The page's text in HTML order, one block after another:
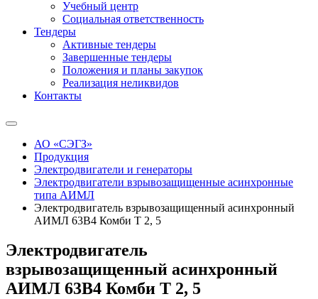
Учебный центр
Социальная ответственность
Тендеры
Активные тендеры
Завершенные тендеры
Положения и планы закупок
Реализация неликвидов
Контакты
АО «СЭГЗ»
Продукция
Электродвигатели и генераторы
Электродвигатели взрывозащищенные асинхронные
типа АИМЛ
Электродвигатель взрывозащищенный асинхронный
АИМЛ 63В4 Комби Т 2, 5
Электродвигатель
взрывозащищенный асинхронный
АИМЛ 63В4 Комби Т 2, 5